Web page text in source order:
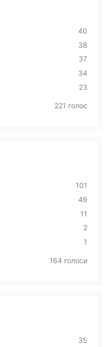
40
38
37
34
23
221 голос
101
49
11
2
1
164 голоси
35